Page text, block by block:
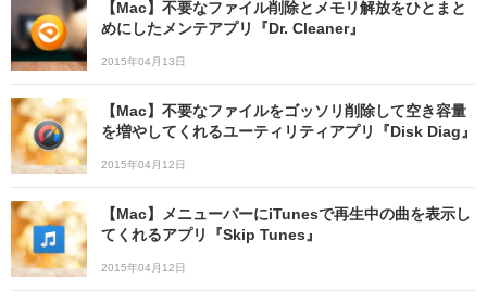
【Mac】不要なファイル削除とメモリ解放をひとまと
めにしたメンテアプリ『Dr. Cleaner』
2015年04月13日
【Mac】不要なファイルをゴッソリ削除して空き容量
を増やしてくれるユーティリティアプリ『Disk Diag』
2015年04月12日
【Mac】メニューバーにiTunesで再生中の曲を表示し
てくれるアプリ『Skip Tunes』
2015年04月12日